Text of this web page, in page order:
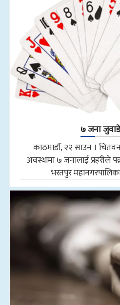
७ जना
काठमाडौँ, २२ साउन ।
अवस्थामा ७ जनालाई प्रहरीले
भरतपुर